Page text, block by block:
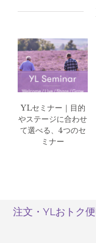
YLセミナー｜目的
やステージに合わせ
て選べる、4つのセ
ミナー
注文・YLおトク